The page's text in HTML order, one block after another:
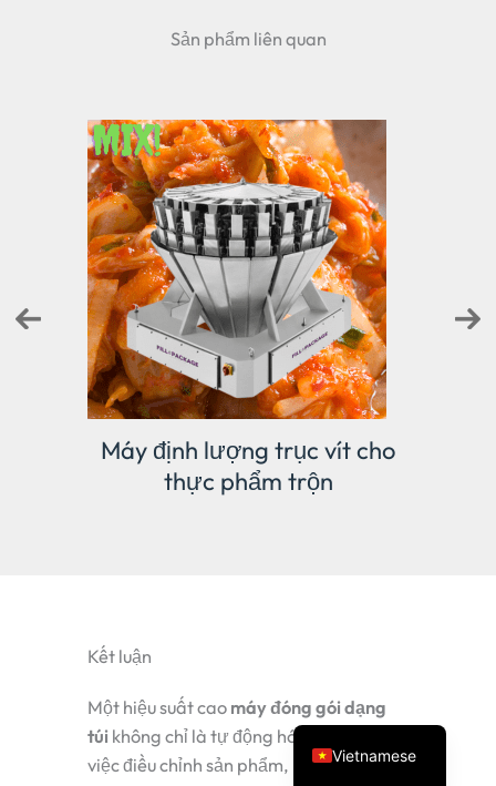
Sản phẩm liên quan
Cân tuyến tính
Kết luận
Một hiệu suất cao máy đóng gói dạng
túi không chỉ là tự động hóa — mà còn là
việc điều chỉnh sản phẩm, phong cách
Vietnamese
English